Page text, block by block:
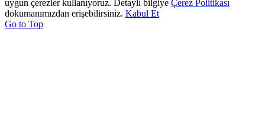
uygun çerezler kullanıyoruz. Detaylı bilgiye Çerez Politikası
dokumanımızdan erişebilirsiniz. Kabul Et
Go to Top